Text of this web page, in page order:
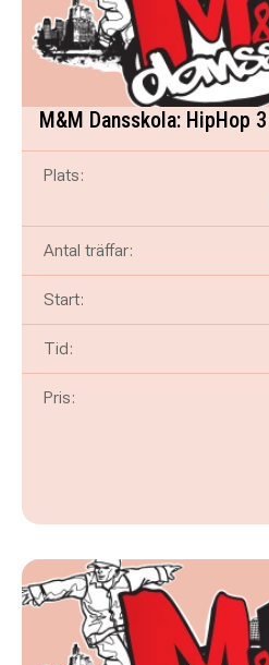
M&M Dansskola: HipHop 3
Plats:
Antal träffar:
Start:
Tid:
Pris: